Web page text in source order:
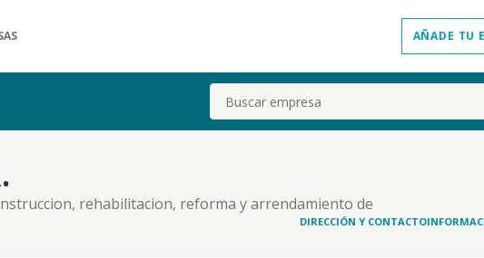
AÑADE TU
Buscar
rehabilitacion, reforma y arrendamiento de
de actividades relacionadas con la prestacion
DIRECCIÓN Y CONTACTO